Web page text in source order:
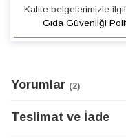
Kalite belgelerimizle
Gıda Güvenliği
Yorumlar 2
Teslimat ve İade